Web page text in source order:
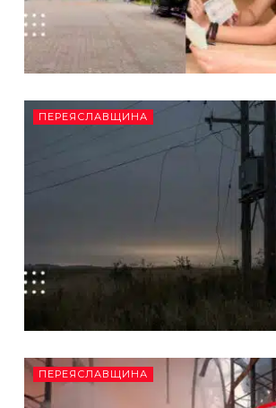
ПЕРЕЯСЛАВЩИНА
ПЕРЕЯСЛАВЩИНА